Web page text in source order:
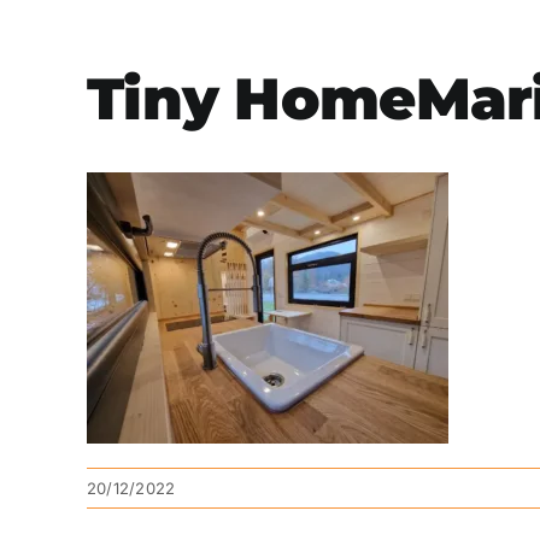
Tiny
20/12/2022